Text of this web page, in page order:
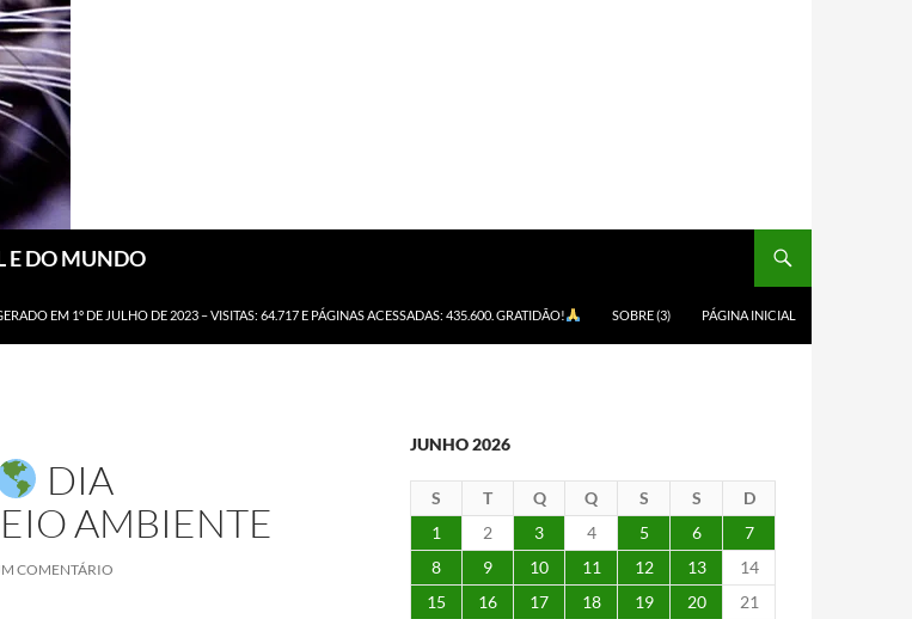
E DO MUNDO
EM 1º DE JULHO DE 2023 – VISITAS: 64.717 E PÁGINAS ACESSADAS: 435.600. GRATIDÃO! SOBRE (3) PÁGINA INICIAL
DIA
AMBIENTE
COMENTÁRIO
JUNHO 2026
S T Q Q S S
D
1
2 3 4 5 6
7
8
9 10 11 12 13
14
15
16 17 18 19 20
21